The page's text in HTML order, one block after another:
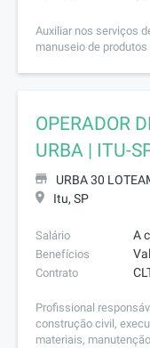
Auxiliar nos serviços
manuseio de
OPERADOR
URBA | ITU-
URBA 30
Itu, SP
Salário A
Benefícios
Contrato
Profissional
construção civil,
materiais,